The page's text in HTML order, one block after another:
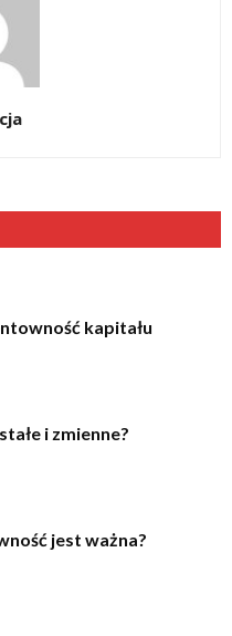
kapitału
i zmienne?
jest ważna?